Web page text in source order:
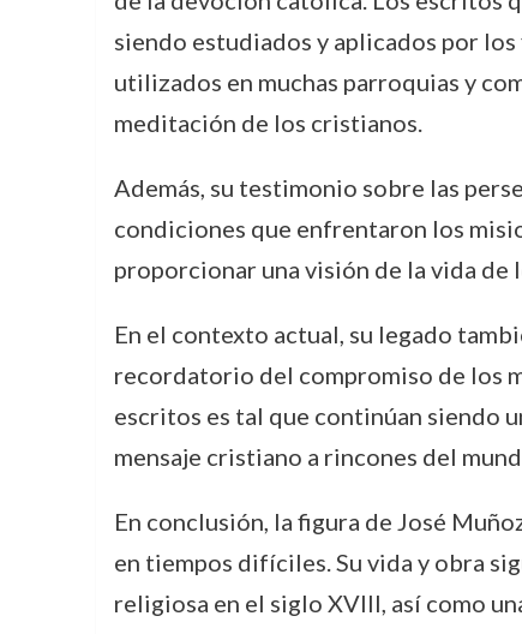
siendo estudiados y aplicados por
utilizados en muchas parroquias y
meditación de los cristianos.
Además, su testimonio sobre las
condiciones que enfrentaron los
proporcionar una visión de la vida de
En el contexto actual, su legado
recordatorio del compromiso de los
escritos es tal que continúan siendo
mensaje cristiano a rincones del
En conclusión, la figura de José
en tiempos difíciles. Su vida y obra
religiosa en el siglo XVIII, así como